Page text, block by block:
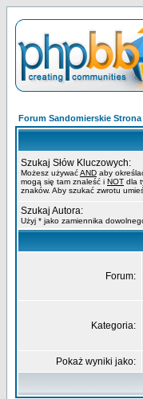
Forum Sandomierskie Strona
Szukaj Słów Kluczowych:
Możesz używaćAND aby
mogą się tam znaleść i NOT dla
znaków. Aby szukać zwrotu
Szukaj Autora:
Użyj * jako zamiennika
Forum:
Kategoria:
Pokaż wyniki jako: